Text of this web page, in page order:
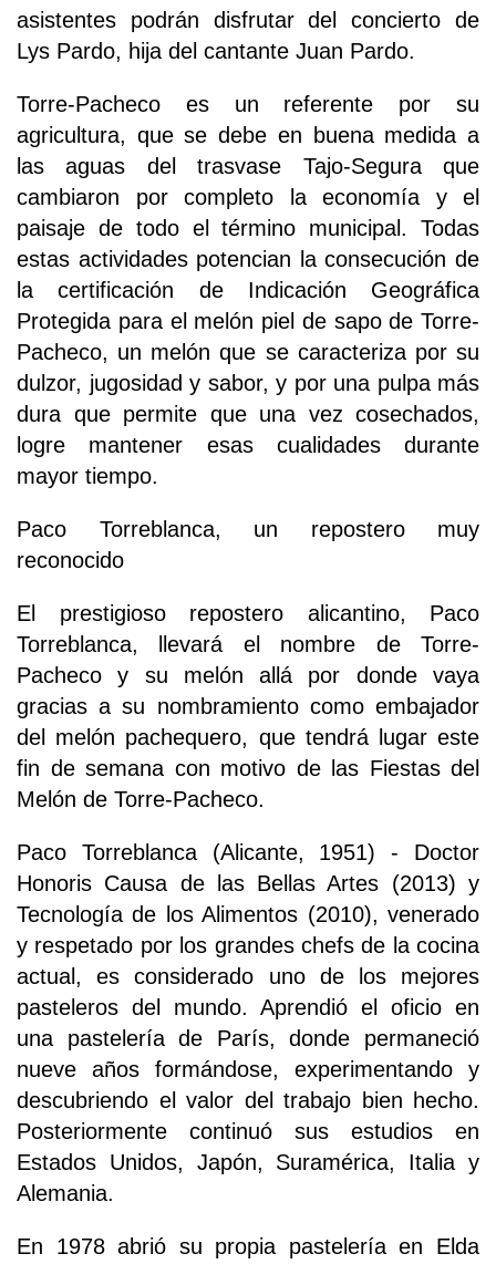
asistentes podrán disfrutar del concierto de
Lys Pardo, hija del cantante Juan Pardo.
Torre-Pacheco es un referente por su
agricultura, que se debe en buena medida a
las aguas del trasvase Tajo-Segura que
cambiaron por completo la economía y el
paisaje de todo el término municipal. Todas
estas actividades potencian la consecución de
la certificación de Indicación Geográfica
Protegida para el melón piel de sapo de Torre-
Pacheco, un melón que se caracteriza por su
dulzor, jugosidad y sabor, y por una pulpa más
dura que permite que una vez cosechados,
logre mantener esas cualidades durante
mayor tiempo.
Paco Torreblanca, un repostero muy
reconocido
El prestigioso repostero alicantino, Paco
Torreblanca, llevará el nombre de Torre-
Pacheco y su melón allá por donde vaya
gracias a su nombramiento como embajador
del melón pachequero, que tendrá lugar este
fin de semana con motivo de las Fiestas del
Melón de Torre-Pacheco.
Paco Torreblanca (Alicante, 1951) - Doctor
Honoris Causa de las Bellas Artes (2013) y
Tecnología de los Alimentos (2010), venerado
y respetado por los grandes chefs de la cocina
actual, es considerado uno de los mejores
pasteleros del mundo. Aprendió el oficio en
una pastelería de París, donde permaneció
nueve años formándose, experimentando y
descubriendo el valor del trabajo bien hecho.
Posteriormente continuó sus estudios en
Estados Unidos, Japón, Suramérica, Italia y
Alemania.
En 1978 abrió su propia pastelería en Elda